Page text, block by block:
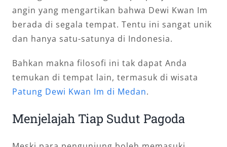
angin yang mengartikan bahwa Dewi Kwan Im
berada di segala tempat. Tentu ini sangat unik
dan hanya satu-satunya di Indonesia.
Bahkan makna filosofi ini tak dapat Anda
temukan di tempat lain, termasuk di wisata
Patung Dewi Kwan Im di Medan.
Menjelajah Tiap Sudut Pagoda